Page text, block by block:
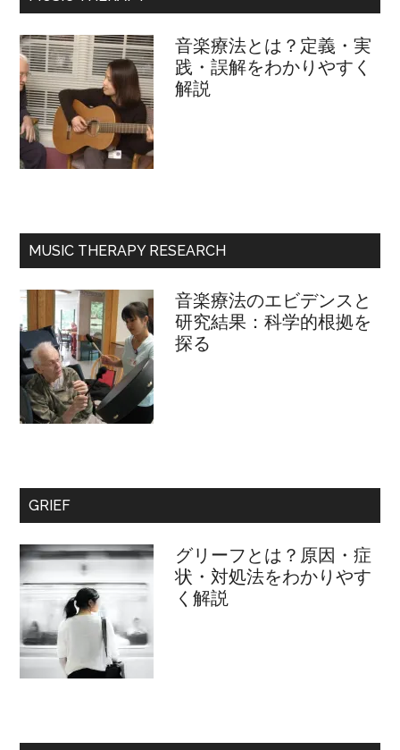
ー
ル
音楽療法とは？定義・実
践・誤解をわかりやすく
解説
MUSIC THERAPY RESEARCH
音楽療法のエビデンスと
研究結果：科学的根拠を
探る
GRIEF
グリーフとは？原因・症
状・対処法をわかりやす
く解説